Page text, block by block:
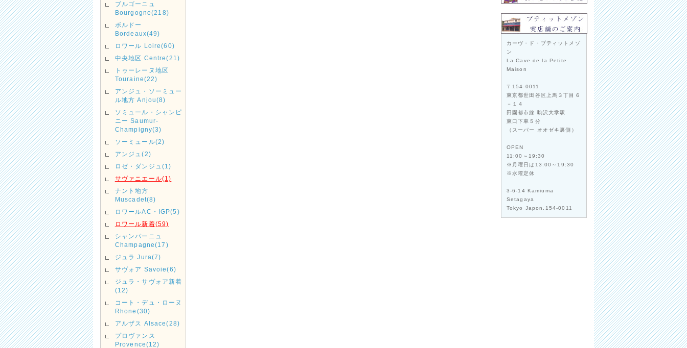
ブルゴーニュ
Bourgogne(218)
ボルドー
Bordeaux(49)
ロワール Loire(60)
中央地区 Centre(21)
トゥーレーヌ地区
Touraine(22)
アンジュ・ソーミュー
ル地方 Anjou(8)
ソミュール・シャンピ
ニー Saumur-
Champigny(3)
ソーミュール(2)
アンジュ(2)
ロゼ・ダンジュ(1)
サヴァニエール(1)
ナント地方
Muscadet(8)
ロワールAC・IGP(5)
ロワール新着(59)
シャンパーニュ
Champagne(17)
ジュラ Jura(7)
サヴォア Savoie(6)
ジュラ・サヴォア新着
(12)
コート・デュ・ローヌ
Rhone(30)
アルザス Alsace(28)
プロヴァンス
Provence(12)
カーヴ・ド・プティットメゾ
ン
La Cave de la Petite
Maison
〒154-0011
東京都世田谷区上馬３丁目６
－１４
田園都市線 駒沢大学駅
東口下車５分
（スーパー オオゼキ裏側）
OPEN
11:00～19:30
※月曜日は13:00～19:30
※水曜定休
3-6-14 Kamiuma
Setagaya
Tokyo Japon,154-0011